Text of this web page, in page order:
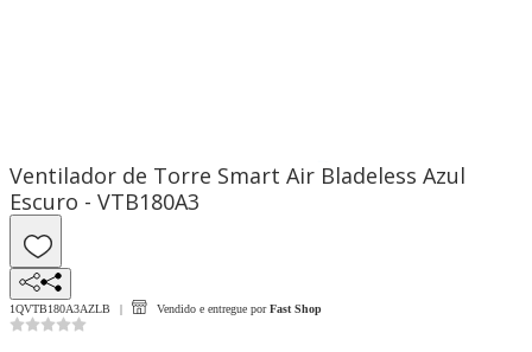
Ventilador de Torre Smart Air Bladeless Azul
Escuro - VTB180A3
1QVTB180A3AZLB Vendido e entregue por Fast Shop